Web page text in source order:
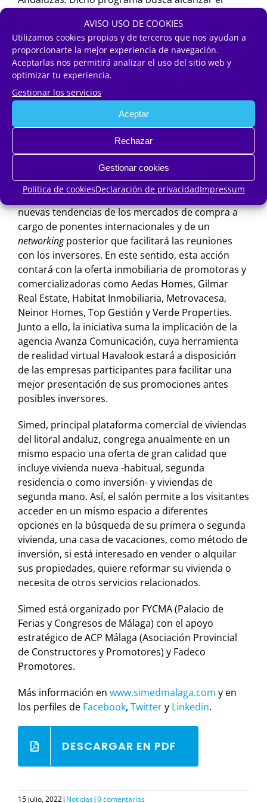
AVISO USO DE COOKIES
Utilizamos cookies propias y de terceros que nos ayudan a
proporcionarte la mejor experiencia de navegación.
Aceptarlas nos permitirá analizar el uso del sitio web y
optimizar tu experiencia.
Gestionar los servicios
Aceptar
Rechazar
Gestionar cookies
Política de cookiesDeclaración de privacidadImpressum
internacional con la captación de potenciales
participantes de otros países. El encuentro, que en
convocatorias previas ha atraído a mercados
internacionales con gran potencial de compra
Austria, Polonia, Dinamarca, Suecia, Kazajistán o
Estados Unidos, se adhiere así al programa
profesional del salón que ofrecerá espacios y
actividades para generar nuevas oportunidades de
negocio ynetworking.
Cabe destacar que la iniciativa será canalizada a
través de un foro que abordará las necesidades y
nuevas tendencias de los mercados de compra a
cargo de ponentes internacionales y de un
networkingposterior que facilitará las reuniones
con los inversores. En este sentido, esta acción
contará con la oferta inmobiliaria de promotoras y
comercializadoras como Aedas Homes, Gilmar
Real Estate, Habitat Inmobiliaria, Metrovacesa,
Neinor Homes, Top Gestión y Verde Properties.
Junto a ello, la iniciativa suma la implicación de la
agencia Avanza Comunicación, cuya herramienta
de realidad virtual Havalook estará a disposición
de las empresas participantes para facilitar una
mejor presentación de sus promociones antes
posibles inversores.
Simed, principal plataforma comercial de viviendas
del litoral andaluz, congrega anualmente en un
mismo espacio una oferta de gran calidad que
incluye vivienda nueva -habitual, segunda
residencia o como inversión- y viviendas de
segunda mano. Así, el salón permite a los visitantes
acceder en un mismo espacio a diferentes
opciones en la búsqueda de su primera o segunda
vivienda, una casa de vacaciones, como método de
inversión, si está interesado en vender o alquilar
sus propiedades, quiere reformar su vivienda o
necesita de otros servicios relacionados.
Simed está organizado por FYCMA (Palacio de
Ferias y Congresos de Málaga) con el apoyo
estratégico de ACP Málaga (Asociación Provincial
de Constructores y Promotores) y Fadeco
Promotores.
Más información en www.simedmalaga.com y en
los perfiles de Facebook, Twittery Linkedin.
DESCARGAR EN PDF
15 julio, 2022| Noticias|0 comentarios